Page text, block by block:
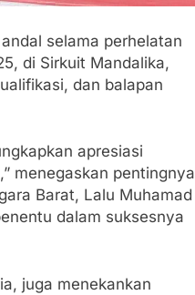
selama perhelatan
di Sirkuit Mandalika,
dan balapan
apresiasi
menegaskan pentingnya
Barat, Lalu Muhamad
dalam suksesnya
juga menekankan